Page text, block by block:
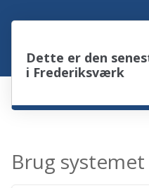
Dette er den
i Frederiksværk
Brug